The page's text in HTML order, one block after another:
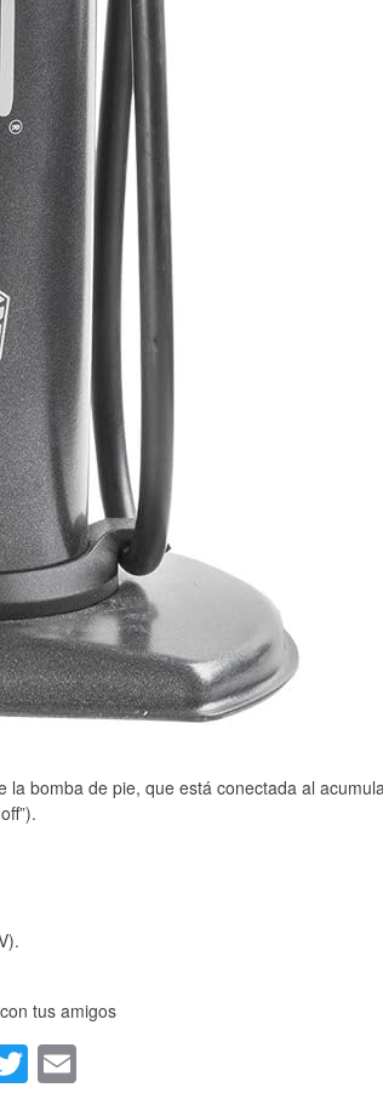
la bomba de pie, que está conectada al
tus amigos
Twitter
Email